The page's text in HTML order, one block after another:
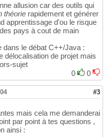
allusion car des outils qui
théorie rapidement et générer
apprentissage d'ou le risque
pays à cout de main
dans le débat C++/Java :
délocalisation de projet mais
sujet
0
0
#3
mais cela me demanderai
par point à tes questions ,
ainsi :